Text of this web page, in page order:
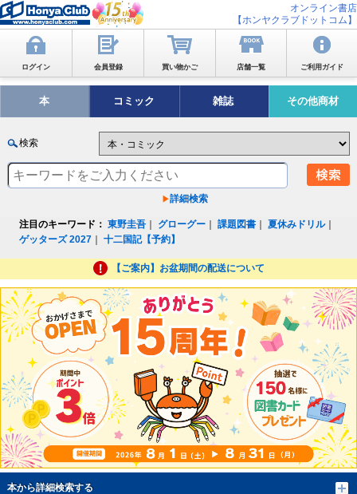
オンライン書店
【ホンヤクラブドットコム】
ログイン 会員登録 買い物かご 店舗一覧 ご利用ガイド
本 コミック 雑誌 その他商材
検索
詳細検索
注目のキーワード： 東野圭吾 グローグー ｜課題図書 ｜夏休みドリル｜
ゲッターズ 2027 ｜十二国記【予約】
【ご案内】お盆期間の配送について
本から詳細検索する